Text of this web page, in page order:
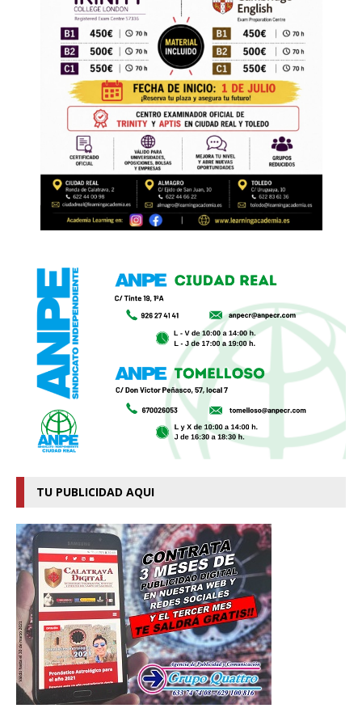
TU PUBLICIDAD AQUI